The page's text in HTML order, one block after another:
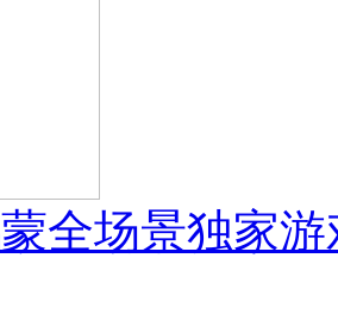
全场景独家